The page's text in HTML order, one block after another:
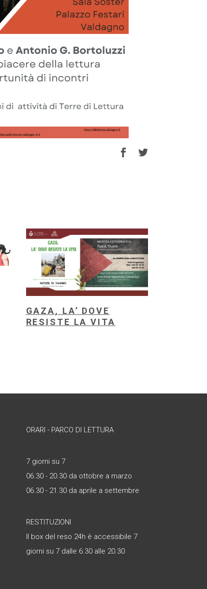
GAZA, LA’ DOVE
RESISTE LA VITA
ORARI - PARCO DI LETTURA
7 giorni su 7
06.30 - 20.30 da ottobre a marzo
06.30 - 21.30 da aprile a settembre
RESTITUZIONI
Il box del reso 24h è accessibile 7
giorni su 7 dalle 6.30 alle 20.30